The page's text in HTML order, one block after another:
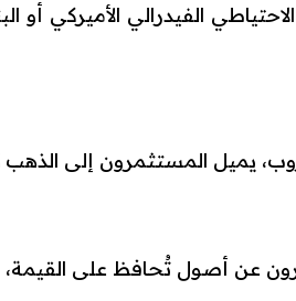
الفيدرالي الأميركي أو
يميل المستثمرون إلى الذهب
عن أصول تُحافظ على القيمة،